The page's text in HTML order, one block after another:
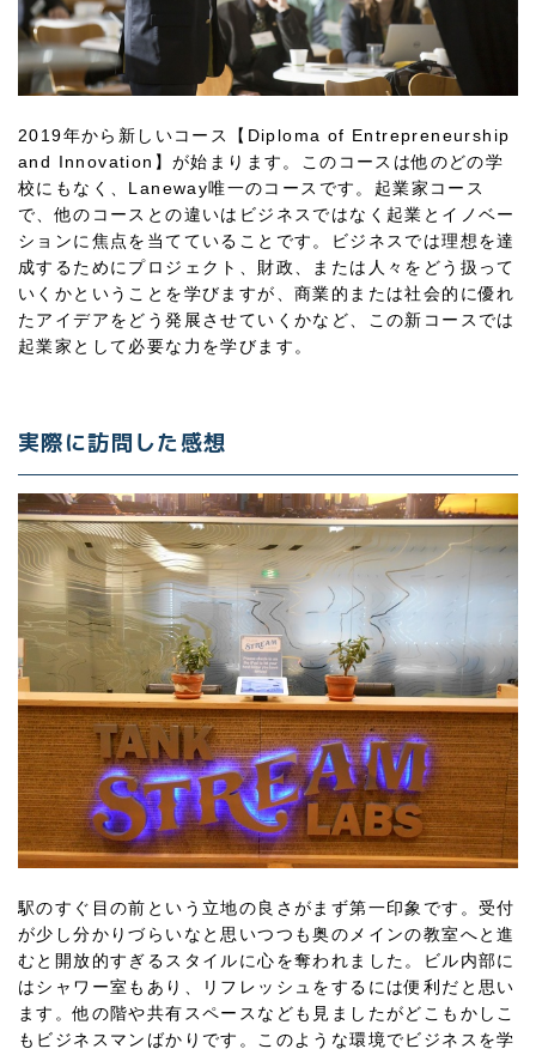
2019年から新しいコース【Diploma of Entrepreneurship
and Innovation】が始まります。このコースは他のどの学
校にもなく、Laneway唯一のコースです。起業家コース
で、他のコースとの違いはビジネスではなく起業とイノベー
ションに焦点を当てていることです。ビジネスでは理想を達
成するためにプロジェクト、財政、または人々をどう扱って
いくかということを学びますが、商業的または社会的に優れ
たアイデアをどう発展させていくかなど、この新コースでは
起業家として必要な力を学びます。
実際に訪問した感想
駅のすぐ目の前という立地の良さがまず第一印象です。受付
が少し分かりづらいなと思いつつも奥のメインの教室へと進
むと開放的すぎるスタイルに心を奪われました。ビル内部に
はシャワー室もあり、リフレッシュをするには便利だと思い
ます。他の階や共有スペースなども見ましたがどこもかしこ
もビジネスマンばかりです。このような環境でビジネスを学